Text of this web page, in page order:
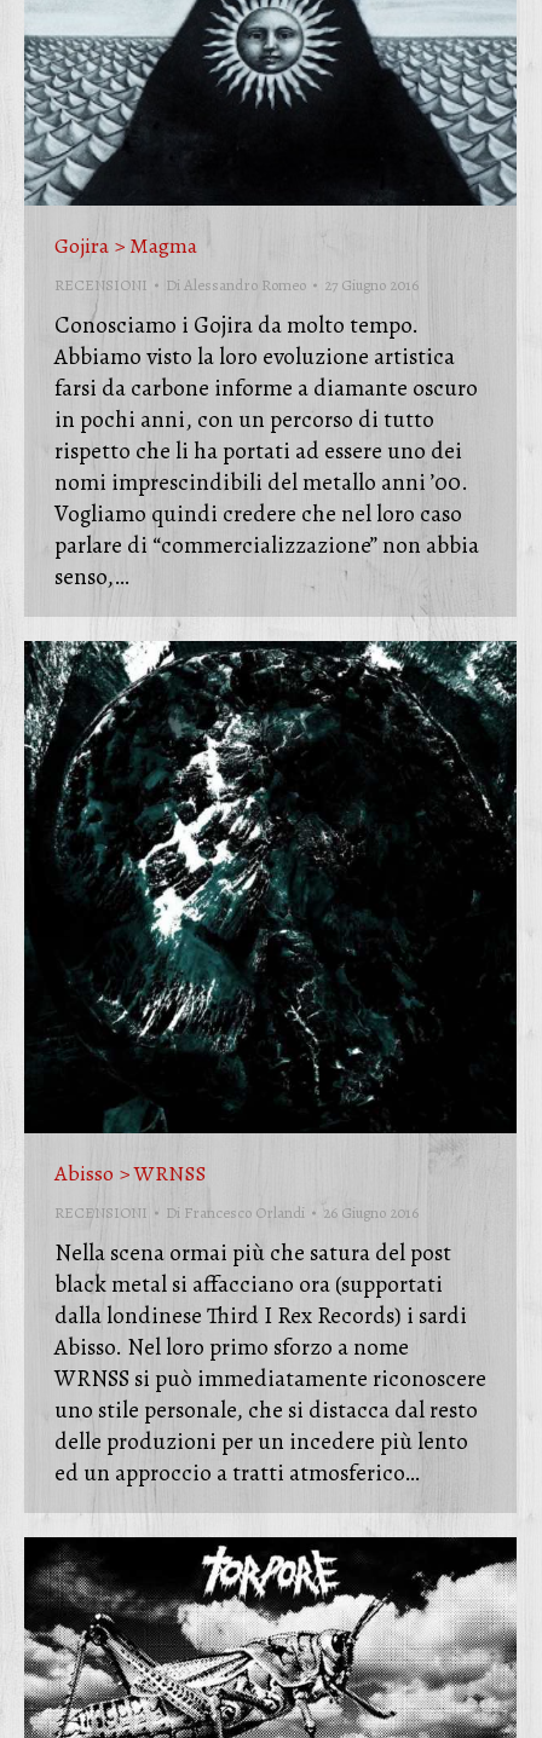
Gojira > Magma
RECENSIONI DiAlessandro Romeo 27 Giugno 2016
Conosciamo i Gojira da molto tempo.
Abbiamo visto la loro evoluzione artistica
farsi da carbone informe a diamante oscuro
in pochi anni, con un percorso di tutto
rispetto che li ha portati ad essere uno dei
nomi imprescindibili del metallo anni ’00.
Vogliamo quindi credere che nel loro caso
parlare di “commercializzazione” non abbia
senso,…
Abisso > WRNSS
RECENSIONI Di Francesco Orlandi 26 Giugno 2016
Nella scena ormai più che satura del post
black metal si affacciano ora (supportati
dalla londinese Third I Rex Records) i sardi
Abisso. Nel loro primo sforzo a nome
WRNSS si può immediatamente riconoscere
uno stile personale, che si distacca dal resto
delle produzioni per un incedere più lento
ed un approccio a tratti atmosferico…